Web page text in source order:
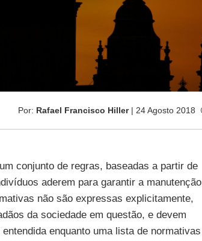
Por: Rafael Francisco Hiller| 24 Agosto 2018
conjunto de regras, baseadas a partir de
aderem para garantir a manutenção
não são expressas explicitamente,
da sociedade em questão, e devem
enquanto uma lista de normativas